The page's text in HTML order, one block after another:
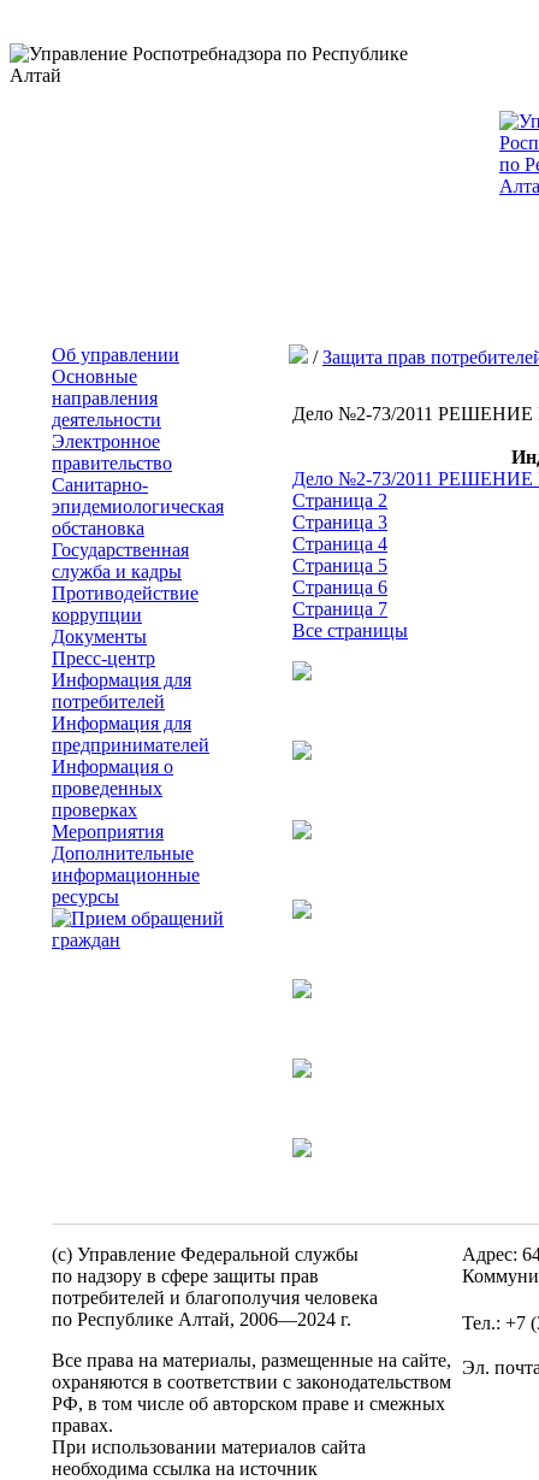
Об управлении
Основные
направления
деятельности
Электронное
правительство
Санитарно-
эпидемиологическая
обстановка
Государственная
служба и кадры
Противодействие
коррупции
Документы
Пресс-центр
Информация для
потребителей
Информация для
предпринимателей
Информация о
проведенных
проверках
Мероприятия
Дополнительные
информационные
ресурсы
/Защита прав
Дело №2-73/2011
Дело №2-73/2011
Страница 2
Страница 3
Страница 4
Страница 5
Страница 6
Страница 7
Все страницы
(c) Управление Федеральной службы
по надзору в сфере защиты прав
потребителей и благополучия человека
по Республике Алтай, 2006—2024 г.
Все права на материалы, размещенные на сайте,
охраняются в соответствии с законодательством
РФ, в том числе об авторском праве и смежных
правах.
При использовании материалов сайта
необходима ссылка на источник
Адрес:
Тел.: +7
Эл.